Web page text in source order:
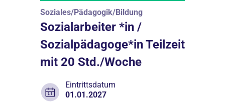
Soziales/Pädagogik/Bildung
Sozialarbeiter *in /
Sozialpädagoge*in Teilzeit
mit 20 Std./Woche
Eintrittsdatum
01.01.2027